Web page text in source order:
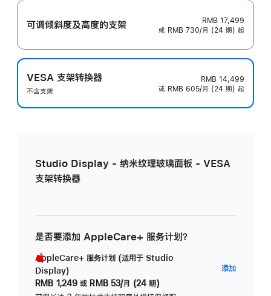
可调倾斜度及高‍度的支‍架
RMB 17,499
或 RMB 730/月 (24 期) 起
VESA 支架转换器
不含支架
RMB 14,499
或 RMB 605/月 (24 期) 起
Studio Display - 纳米纹理玻璃面板 - VESA
支架转换器
是否要添加 AppleCare+ 服务计划？
AppleCare+ 服务计划 (适用于 Studio
Display)
RMB 1,249 或 RMB 53/月 (24 期)
添加